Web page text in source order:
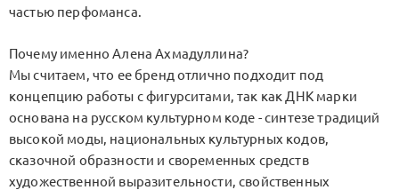
частью перфоманса.
Почему именно Алена Ахмадуллина?
Мы считаем, что ее бренд отлично подходит под
концепцию работы с фигурситами, так как ДНК марки
основана на русском культурном коде - синтезе традиций
высокой моды, национальных культурных кодов,
сказочной образности и своременных средств
художественной выразительности, свойственных